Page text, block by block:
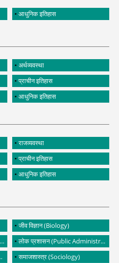
आधुनिक इतिहास
अर्थव्यवस्था
प्राचीन इतिहास
आधुनिक इतिहास
राजव्यवस्था
प्राचीन इतिहास
आधुनिक इतिहास
जीव विज्ञान (Biology)
लोक प्रशासन (Public Administration)
समाजशास्त्र (Sociology)